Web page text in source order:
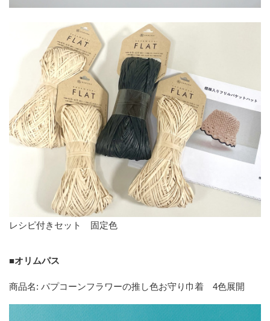
レシピ付きセット 固定色
■オリムパス
商品名: パプコーンフラワーの推し色お守り巾着 4色展開